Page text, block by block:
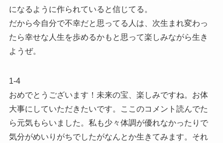
になるように作られていると信じてる。
だから今自分で不幸だと思ってる人は、次生まれ変わっ
たら幸せな人生を歩めるかもと思って楽しみながら生き
ようぜ。
1-4
おめでとうございます！未来の宝、楽しみですね。お体
大事にしていただきたいです。ここのコメント読んでた
ら元気もらいました。私も少々体調が優れなかったりで
気分がめいりがちでしたがなんとか生きてみます。それ